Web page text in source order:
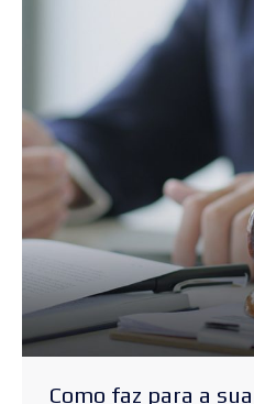
Como faz para a